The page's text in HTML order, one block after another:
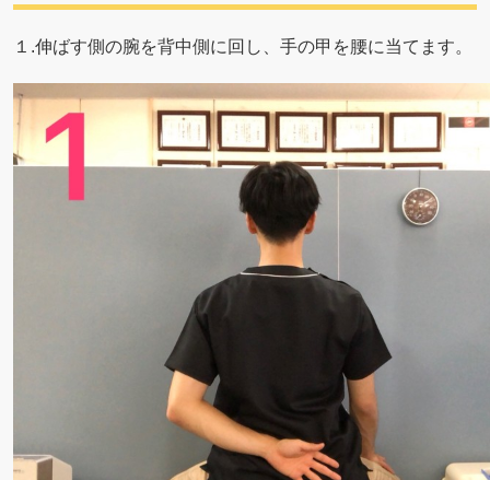
１.伸ばす側の腕を背中側に回し、手の甲を腰に当てます。